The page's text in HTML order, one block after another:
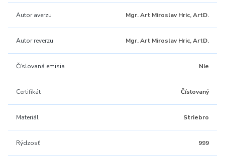
Autor averzu Mgr. Art Miroslav Hric, ArtD.
Autor reverzu Mgr. Art Miroslav Hric, ArtD.
Číslovaná emisia Nie
Certifikát Číslovaný
Materiál Striebro
Rýdzosť 999